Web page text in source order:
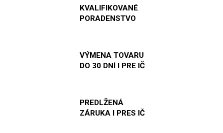
KVALIFIKOVANÉ
PORADENSTVO
VÝMENA TOVARU
DO 30 DNÍ I PRE IČ
PREDLŽENÁ
ZÁRUKA I PRES IČ